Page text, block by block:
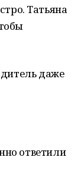
Татьяна
даже
ответили